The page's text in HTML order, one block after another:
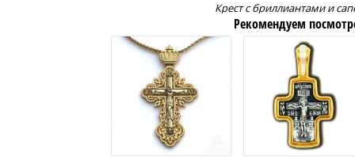
Крест с бриллиантами и
Рекомендуем